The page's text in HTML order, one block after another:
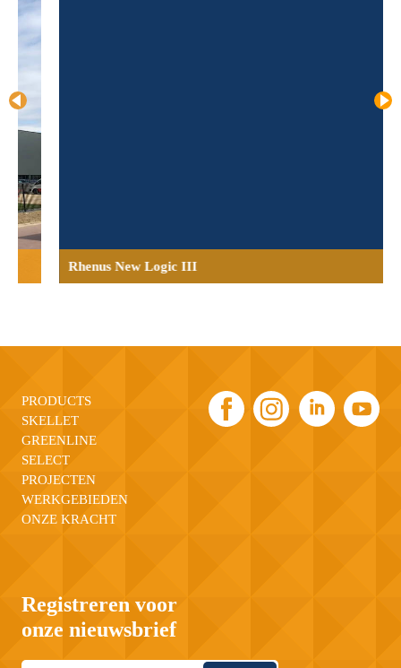
Rhenus New Logic III
PRODUCTS
SKELLET
GREENLINE
SELECT
PROJECTEN
WERKGEBIEDEN
ONZE KRACHT
Registreren voor
onze nieuwsbrief